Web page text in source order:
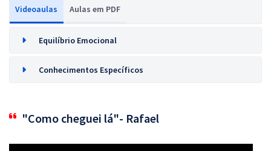
Videoaulas Aulas em PDF
Equilíbrio Emocional
Conhecimentos Específicos
"Como cheguei lá"- Rafael